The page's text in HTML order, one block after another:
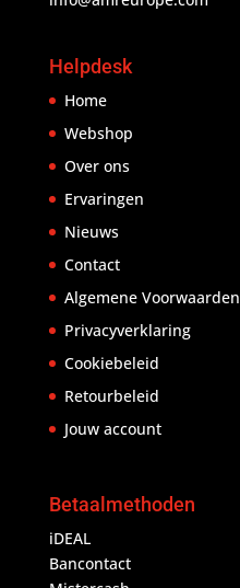
Helpdesk
Home
Webshop
Over ons
Ervaringen
Nieuws
Contact
Algemene Voorwaarden
Privacyverklaring
Cookiebeleid
Retourbeleid
Jouw account
Betaalmethoden
iDEAL
Bancontact